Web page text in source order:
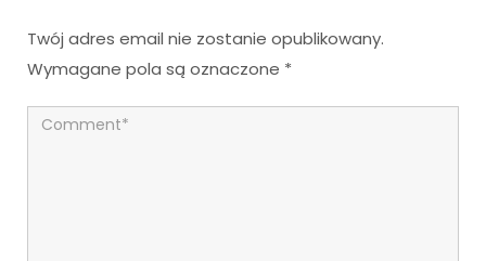
Twój adres email nie zostanie opublikowany.
Wymagane pola są oznaczone *